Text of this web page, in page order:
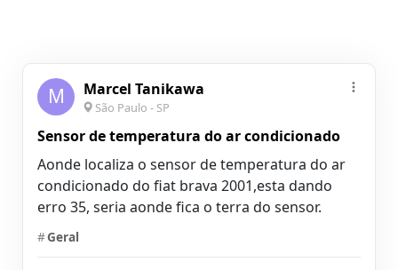
M Marcel Tanikawa
São Paulo - SP
Sensor de temperatura do ar condicionado
Aonde localiza o sensor de temperatura do ar
condicionado do fiat brava 2001,esta dando
erro 35, seria aonde fica o terra do sensor.
#Geral